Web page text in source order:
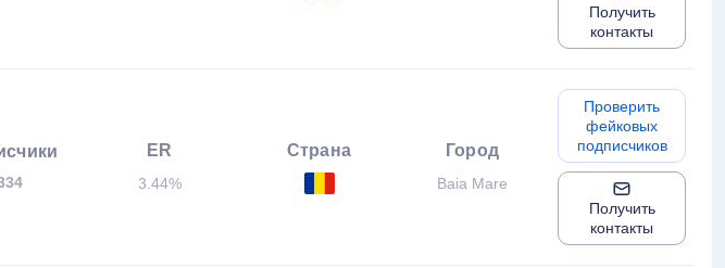
Получить
контакты
ER
3.44%
Страна Город
Baia Mare
Проверить
фейковых
подписчиков
Получить
контакты